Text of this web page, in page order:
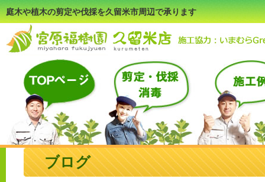
庭木や植木の剪定や伐採を久留米市周辺で承ります
ブログ